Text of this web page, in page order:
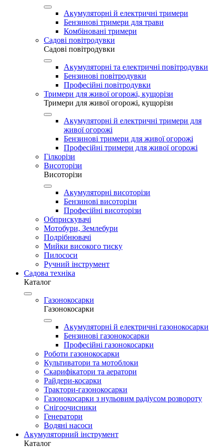
Акумуляторні й електричні тримери
Бензинові тримери для трави
Комбіновані тримери
Садові повітродувки
Садові повітродувки
Акумуляторні та електричні повітродувки
Бензинові повітродувки
Професійні повітродувки
Тримери для живої огорожі, кущорізи
Тримери для живої огорожі, кущорізи
Акумуляторні й електричні тримери для
живої огорожі
Бензинові тримери для живої огорожі
Професійні тримери для живої огорожі
Гілкорізи
Висоторізи
Висоторізи
Акумуляторні висоторізи
Бензинові висоторізи
Професійні висоторізи
Обприскувачі
Мотобури, Землебури
Подрібнювачі
Мийки високого тиску
Пилососи
Ручний інструмент
Садова техніка
Каталог
Газонокосарки
Газонокосарки
Акумуляторні й електричні газонокосарки
Бензинові газонокосарки
Професійні газонокосарки
Роботи газонокосарки
Культиватори та мотоблоки
Скарифікатори та аератори
Райдери-косарки
Трактори-газонокосарки
Газонокосарки з нульовим радіусом розвороту
Снігоочисники
Генератори
Водяні насоси
Акумуляторний інструмент
Каталог